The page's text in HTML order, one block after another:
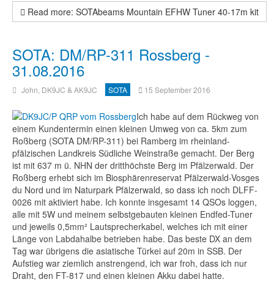
Read more: SOTAbeams Mountain EFHW Tuner 40-17m kit
SOTA: DM/RP-311 Rossberg -
31.08.2016
John, DK9JC & AK9JC SOTA 15 September 2016
Ich habe auf dem Rückweg von
einem Kundentermin einen kleinen Umweg von ca. 5km zum
Roßberg (SOTA DM/RP-311) bei Ramberg im rheinland-
pfälzischen Landkreis Südliche Weinstraße gemacht. Der Berg
ist mit 637 m ü. NHN der dritthöchste Berg im Pfälzerwald. Der
Roßberg erhebt sich im Biosphärenreservat Pfälzerwald-Vosges
du Nord und im Naturpark Pfälzerwald, so dass ich noch DLFF-
0026 mit aktiviert habe. Ich konnte insgesamt 14 QSOs loggen,
alle mit 5W und meinem selbstgebauten kleinen Endfed-Tuner
und jeweils 0,5mm² Lautsprecherkabel, welches ich mit einer
Länge von Labdahalbe betrieben habe. Das beste DX an dem
Tag war übrigens die asiatische Türkei auf 20m in SSB. Der
Aufstieg war ziemlich anstrengend, ich war froh, dass ich nur
Draht, den FT-817 und einen kleinen Akku dabei hatte.